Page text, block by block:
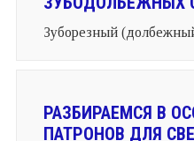
Зуборезный
РАЗБИРАЕМСЯ В
ПАТРОНОВ ДЛЯ